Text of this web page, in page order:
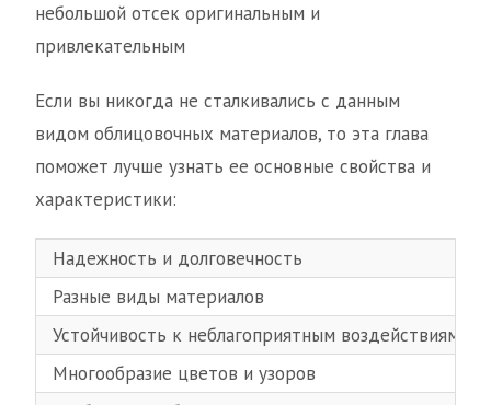
небольшой отсек оригинальным и
привлекательным
Если вы никогда не сталкивались с данным
видом облицовочных материалов, то эта глава
поможет лучше узнать ее основные свойства и
характеристики:
Надежность и долговечность
Разные виды материалов
Устойчивость к неблагоприятным воздействиям
Многообразие цветов и узоров